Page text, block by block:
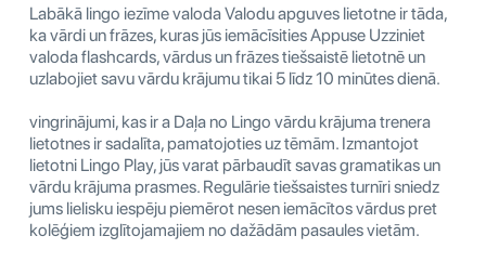
Labākā lingo iezīme valoda Valodu apguves lietotne ir tāda,
ka vārdi un frāzes, kuras jūs iemācīsities Appuse Uzziniet
valoda flashcards, vārdus un frāzes tiešsaistē lietotnē un
uzlabojiet savu vārdu krājumu tikai 5 līdz 10 minūtes dienā.
vingrinājumi, kas ir a Daļa no Lingo vārdu krājuma trenera
lietotnes ir sadalīta, pamatojoties uz tēmām. Izmantojot
lietotni Lingo Play, jūs varat pārbaudīt savas gramatikas un
vārdu krājuma prasmes. Regulārie tiešsaistes turnīri sniedz
jums lielisku iespēju piemērot nesen iemācītos vārdus pret
kolēģiem izglītojamajiem no dažādām pasaules vietām.